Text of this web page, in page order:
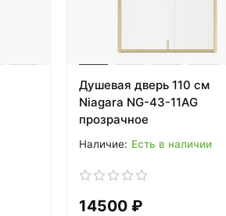
Душевая дверь 110 см
Niagara NG-43-11AG
прозрачное
Есть в наличии
14500 ₽